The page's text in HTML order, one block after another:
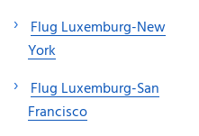
Flug Luxemburg-New
York
Flug Luxemburg-San
Francisco